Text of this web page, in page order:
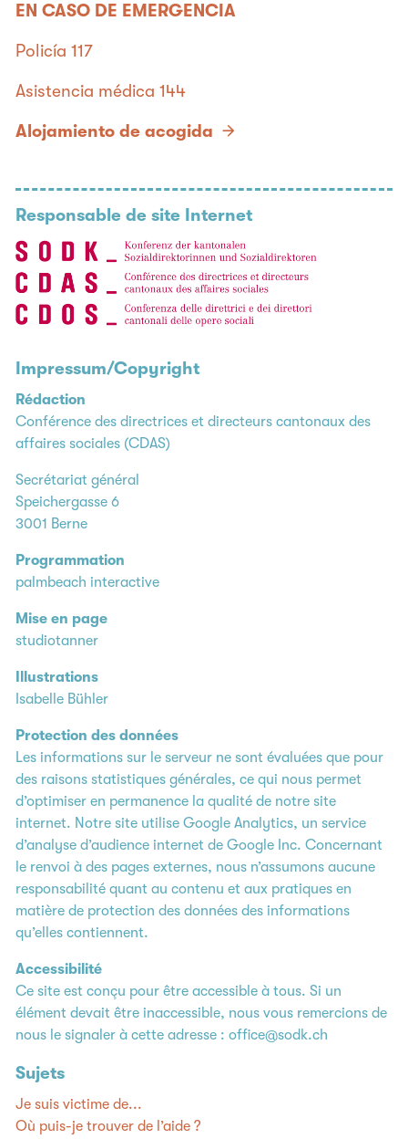
EN CASO DE EMERGENCIA
Policía 117
Asistencia médica 144
Alojamiento de acogida
Responsable de site Internet
Impressum/Copyright
Rédaction
Conférence des directrices et directeurs cantonaux des
affaires sociales (CDAS)
Secrétariat général
Speichergasse 6
3001 Berne
Programmation
palmbeach interactive
Mise en page
studiotanner
Illustrations
Isabelle Bühler
Protection des données
Les informations sur le serveur ne sont évaluées que pour
des raisons statistiques générales, ce qui nous permet
d’optimiser en permanence la qualité de notre site
internet. Notre site utilise Google Analytics, un service
d’analyse d’audience internet de Google Inc. Concernant
le renvoi à des pages externes, nous n’assumons aucune
responsabilité quant au contenu et aux pratiques en
matière de protection des données des informations
qu’elles contiennent.
Accessibilité
Ce site est conçu pour être accessible à tous. Si un
élément devait être inaccessible, nous vous remercions de
nous le signaler à cette adresse :office@sodk.ch
Sujets
Je suis victime de...
Où puis-je trouver de l’aide ?